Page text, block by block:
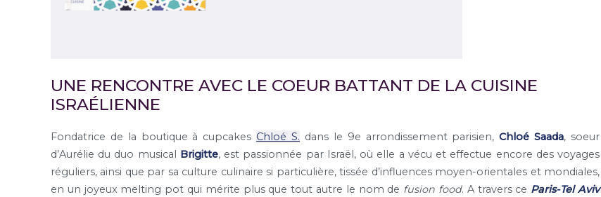
UNE RENCONTRE AVEC LE COEUR BATTANT DE LA CUISINE
ISRAÉLIENNE
Fondatrice de la boutique à cupcakes Chloé S. dans le 9e arrondissement parisien,Chloé Saada, soeur
d’Aurélie du duo musical Brigitte, est passionnée par Israël, où elle a vécu et effectue encore des voyages
réguliers, ainsi que par sa culture culinaire si particulière, tissée d’influences moyen-orientales et mondiales,
en un joyeux melting pot qui mérite plus que tout autre le nom de fusion food. A travers ce Paris-Tel Aviv